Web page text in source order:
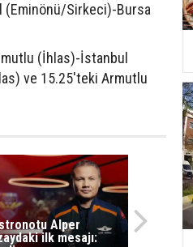
Sirkeci)-Bursa
(İhlas)-İstanbul
ve 15.25'teki Armutlu
Alper
ilk mesajı: